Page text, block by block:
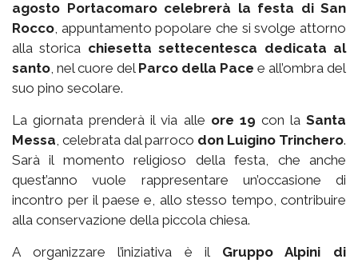
agosto Portacomaro celebrerà la festa di San
Rocco, appuntamento popolare che si svolge attorno
alla storica chiesetta settecentesca dedicata al
santo, nel cuore del Parco della Pace e all’ombra del
suo pino secolare.
La giornata prenderà il via alle ore 19 con laSanta
Messa, celebrata dal parroco don Luigino Trinchero.
Sarà il momento religioso della festa, che anche
quest’anno vuole rappresentare un’occasione di
incontro per il paese e, allo stesso tempo, contribuire
alla conservazione della piccola chiesa.
A organizzare l’iniziativa è il Gruppo Alpini di